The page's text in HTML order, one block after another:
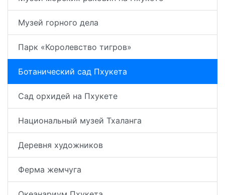
Музей горного дела
Парк «Королевство тигров»
Ботанический сад Пхукета
Сад орхидей на Пхукете
Национальный музей Тхаланга
Деревня художников
Ферма жемчуга